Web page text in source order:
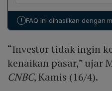
terutama di sektor
pasar demi tidak
menekankan bahwa
keinginan investor untuk
oleh kabar
teknologi Broadcom.
sentimen positif di
pada penguatan indeks
! FAQ ini dihasilkan dengan
“Investor tidak ingin
kenaikan pasar,” ujar
CNBC, Kamis (16/4).